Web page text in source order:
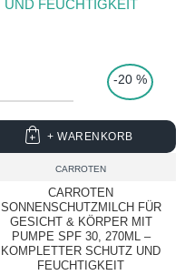
-20 %
CARROTEN
CARROTEN
SONNENSCHUTZMILCH FÜR
GESICHT & KÖRPER MIT
PUMPE SPF 30, 270ML –
KOMPLETTER SCHUTZ UND
FEUCHTIGKEIT
+ WARENKORB